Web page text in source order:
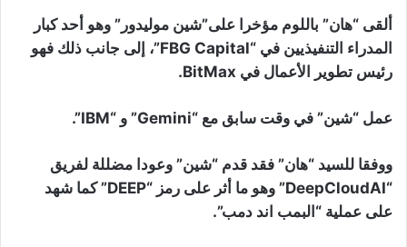
ألقى “هان” باللوم مؤخرا على”شين موليدور” وهو أحد كبار
المدراء التنفيذيين في “FBG Capital”، إلى جانب ذلك فهو
رئيس تطوير الأعمال في BitMax.
عمل “شين” في وقت سابق مع “Gemini” و “IBM”.
ووفقا للسيد “هان” فقد قدم “شين” وعودا مضللة لفريق
“DeepCloudAI” وهو ما أثر على رمز “DEEP” كما شهد
على عملية “البمب اند دمب”.